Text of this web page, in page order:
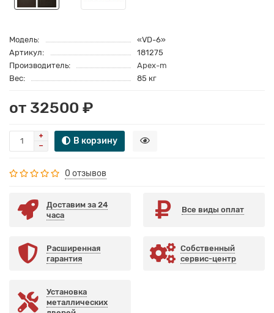
Модель:
«VD-6»
Артикул:
181275
Производитель:
Apex-m
Вес:
85 кг
от 32500 ₽
В корзину
0 отзывов
Доставим за 24
часа
Все виды оплат
Расширенная
гарантия
Собственный
сервис-центр
Установка
металлических